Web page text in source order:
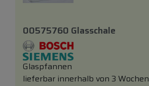
00575760 Glasschale
Glaspfannen
lieferbar innerhalb von 3 Wochen